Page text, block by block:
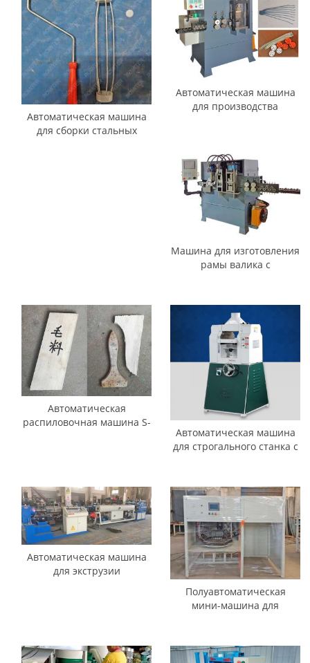
Автоматическая машина
для сборки стальных
Автоматическая машина
для производства
Машина для изготовления
рамы валика с
Автоматическая
распиловочная машина S-
Автоматическая машина
для строгального станка с
Автоматическая машина
для экструзии
Полуавтоматическая
мини-машина для